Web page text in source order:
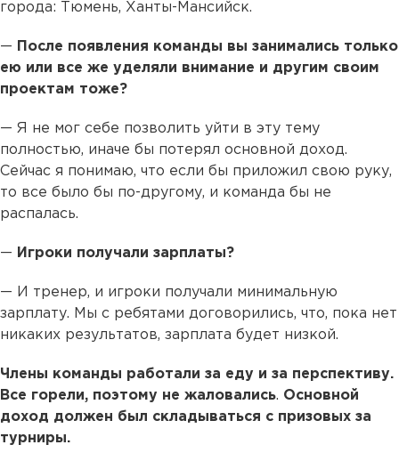
города: Тюмень, Ханты-Мансийск.
—
После появления команды вы занимались только
ею или все же уделяли внимание и другим своим
проектам тоже?
— Я не мог себе позволить уйти в эту тему
полностью, иначе бы потерял основной доход.
Сейчас я понимаю, что если бы приложил свою руку,
то все было бы по-другому, и команда бы не
распалась.
— Игроки получали зарплаты?
— И тренер, и игроки получали минимальную
зарплату. Мы с ребятами договорились, что, пока нет
никаких результатов, зарплата будет низкой.
Члены команды работали за еду и за перспективу.
Все горели, поэтому не жаловались. Основной
доход должен был складываться с призовых за
турниры.